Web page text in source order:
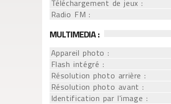
Téléchargement de jeux :
Radio FM :
MULTIMEDIA :
Appareil photo :
Flash intégré :
Résolution photo arrière :
Résolution photo avant :
Identification par l'image :